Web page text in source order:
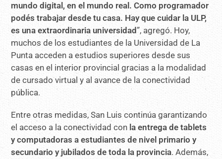
mundo digital, en el mundo real. Como programador
podés trabajar desde tu casa. Hay que cuidar la ULP,
es una extraordinaria universidad”, agregó. Hoy,
muchos de los estudiantes de la Universidad de La
Punta acceden a estudios superiores desde sus
casas en el interior provincial gracias a la modalidad
de cursado virtual y al avance de la conectividad
pública.
Entre otras medidas, San Luis continúa garantizando
el acceso a la conectividad con la entrega de tablets
y computadoras a estudiantes de nivel primario y
secundario y jubilados de toda la provincia. Además,